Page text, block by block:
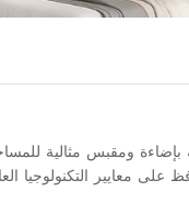
على معايير التكنولوجيا